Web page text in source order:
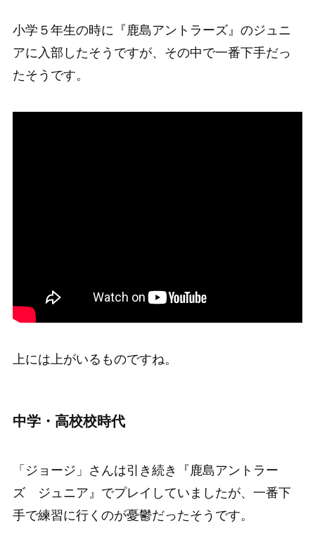
小学５年生の時に『鹿島アントラーズ』のジュニ
アに入部したそうですが、その中で一番下手だっ
たそうです。
上には上がいるものですね。
中学・高校校時代
「ジョージ」さんは引き続き『鹿島アントラー
ズ ジュニア』でプレイしていましたが、一番下
手で練習に行くのが憂鬱だったそうです。